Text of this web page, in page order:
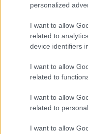
personalized
I want to allow
related to
device identifiers
I want to allow
related to
I want to allow
related to
I want to allow